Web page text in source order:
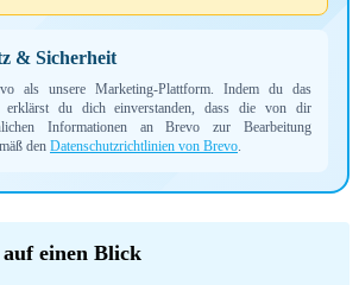
& Sicherheit
als unsere Marketing-Plattform. Indem du das
erklärst du dich einverstanden, dass die von dir
Informationen an Brevo zur Bearbeitung
den Datenschutzrichtlinien von Brevo.
einen Blick